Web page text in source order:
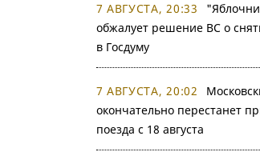
7 АВГУСТА, 20:33
обжалует решение ВС о
в Госдуму
7 АВГУСТА, 20:02
окончательно перестанет
поезда с 18 августа